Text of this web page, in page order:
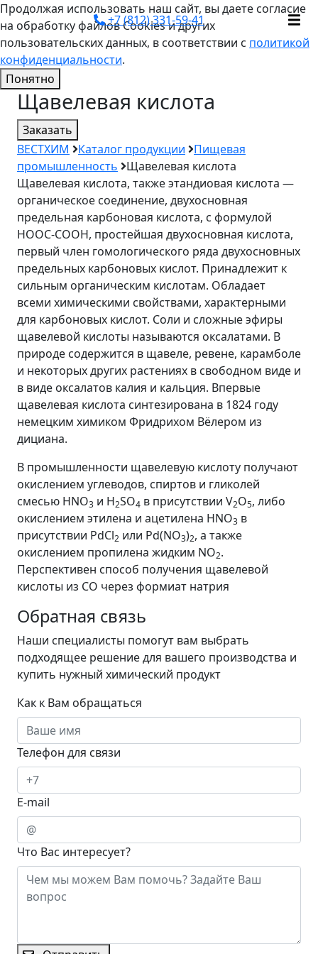
Продолжая использовать наш сайт, вы даете согласие
на обработку файлов Cookies и других
пользовательских данных, в соответствии с политикой
конфиденциальности.
Понятно
+7 (812) 331-59-41
Щавелевая кислота
Заказать
ВЕСТХИМ
Каталог продукции
Пищевая
промышленность
Щавелевая кислота
Щавелевая кислота, также этандиовая кислота —
органическое соединение, двухосновная
предельная карбоновая кислота, с формулой
HOOC-COOH, простейшая двухосновная кислота,
первый член гомологического ряда двухосновных
предельных карбоновых кислот. Принадлежит к
сильным органическим кислотам. Обладает
всеми химическими свойствами, характерными
для карбоновых кислот. Соли и сложные эфиры
щавелевой кислоты называются оксалатами. В
природе содержится в щавеле, ревене, карамболе
и некоторых других растениях в свободном виде и
в виде оксалатов калия и кальция. Впервые
щавелевая кислота синтезирована в 1824 году
немецким химиком Фридрихом Вёлером из
дициана.
В промышленности щавелевую кислоту получают
окислением углеводов, спиртов и гликолей
смесью HNO3 и H2SO4 в присутствии V2O5, либо
окислением этилена и ацетилена HNO3 в
присутствии PdCl2 или Pd(NO3)2, а также
окислением пропилена жидким NO2.
Перспективен способ получения щавелевой
кислоты из CO через формиат натрия
Обратная связь
Наши специалисты помогут вам выбрать
подходящее решение для вашего производства и
ĸупить нужный химический продукт
Как к Вам обращаться
Телефон для связи
E-mail
Что Вас интересует?